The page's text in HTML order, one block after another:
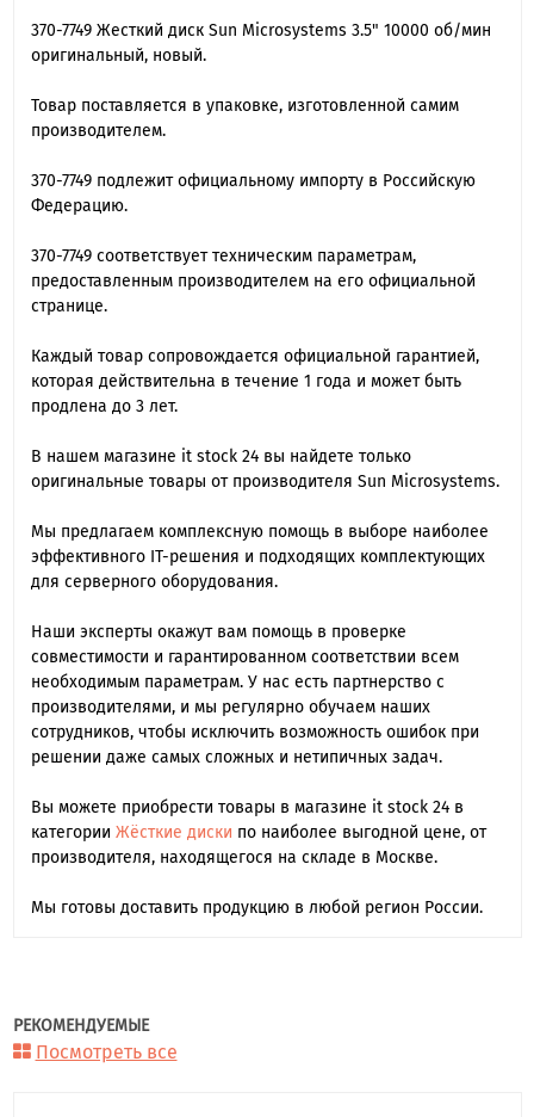
370-7749 Жесткий диск Sun Microsystems 3.5" 10000 об/мин
оригинальный, новый.
Товар поставляется в упаковке, изготовленной самим
производителем.
370-7749 подлежит официальному импорту в Российскую
Федерацию.
370-7749 cоответствует техническим параметрам,
предоставленным производителем на его официальной
странице.
Каждый товар сопровождается официальной гарантией,
которая действительна в течение 1 года и может быть
продлена до 3 лет.
В нашем магазине it stock 24 вы найдете только
оригинальные товары от производителя Sun Microsystems.
Мы предлагаем комплексную помощь в выборе наиболее
эффективного IT-решения и подходящих комплектующих
для серверного оборудования.
Наши эксперты окажут вам помощь в проверке
совместимости и гарантированном соответствии всем
необходимым параметрам. У нас есть партнерство с
производителями, и мы регулярно обучаем наших
сотрудников, чтобы исключить возможность ошибок при
решении даже самых сложных и нетипичных задач.
Вы можете приобрести товары в магазине it stock 24 в
категории Жёсткие диски по наиболее выгодной цене, от
производителя, находящегося на складе в Москве.
Мы готовы доставить продукцию в любой регион России.
РЕКОМЕНДУЕМЫЕ
Посмотреть все